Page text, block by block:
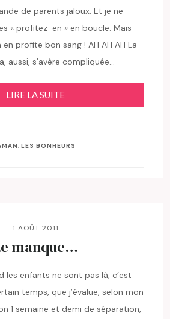
de parents jaloux. Et je ne
« profitez-en » en boucle. Mais
profite bon sang ! AH AH AH La
aussi, s’avère compliquée…
LIRE LA SUITE
,LES BONHEURS
1 AOÛT 2011
manque…
les enfants ne sont pas là, c’est
temps, que j’évalue, selon mon
1 semaine et demi de séparation,